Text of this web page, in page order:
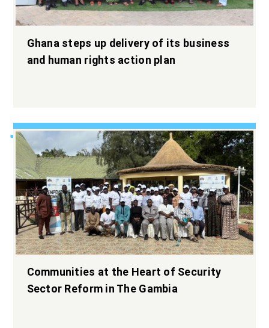
Ghana steps up delivery of its business
and human rights action plan
Communities at the Heart of Security
Sector Reform in The Gambia